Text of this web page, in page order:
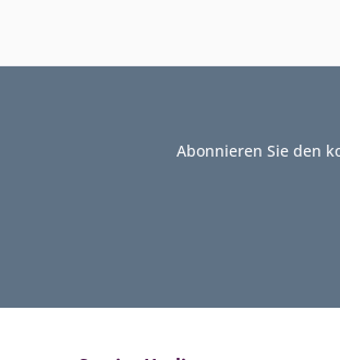
Abonnieren Sie den